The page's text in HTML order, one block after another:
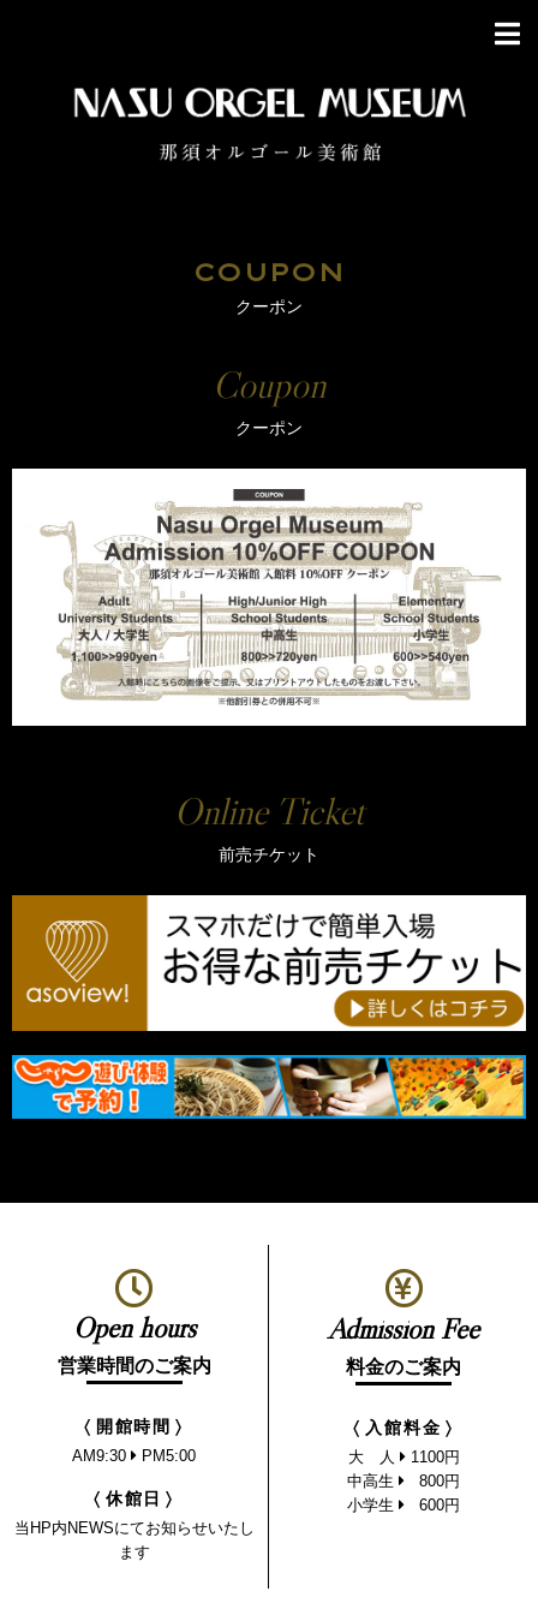
COUPON
クーポン
Coupon
クーポン
Online Ticket
前売チケット
Open hours
営業時間のご案内
開館時間
AM9:30 PM5:00
休館日
当HP内NEWSにてお知らせいたし
ます
Admission Fee
料金のご案内
入館料金
大 人
1100円
中高生
800円
小学生
600円